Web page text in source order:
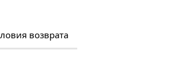
возврата
сделать